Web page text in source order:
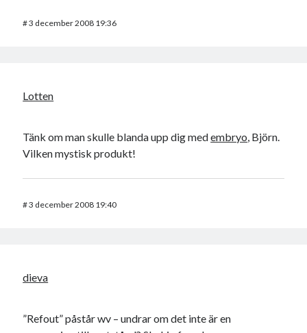
#3 december 2008 19:36
Lotten
Tänk om man skulle blanda upp dig medembryo, Björn.
Vilken mystisk produkt!
#3 december 2008 19:40
dieva
”Refout” påstår wv – undrar om det inte är en